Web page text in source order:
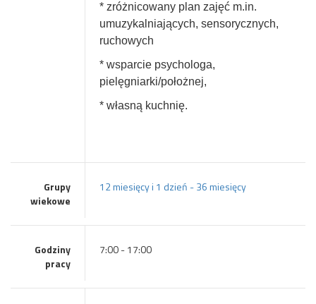
* zróżnicowany plan zajęć m.in.
umuzykalniających, sensorycznych,
ruchowych
* wsparcie psychologa,
pielęgniarki/położnej,
* własną kuchnię.
Grupy
wiekowe
12 miesięcy i 1 dzień - 36 miesięcy
Godziny
pracy
7:00 - 17:00